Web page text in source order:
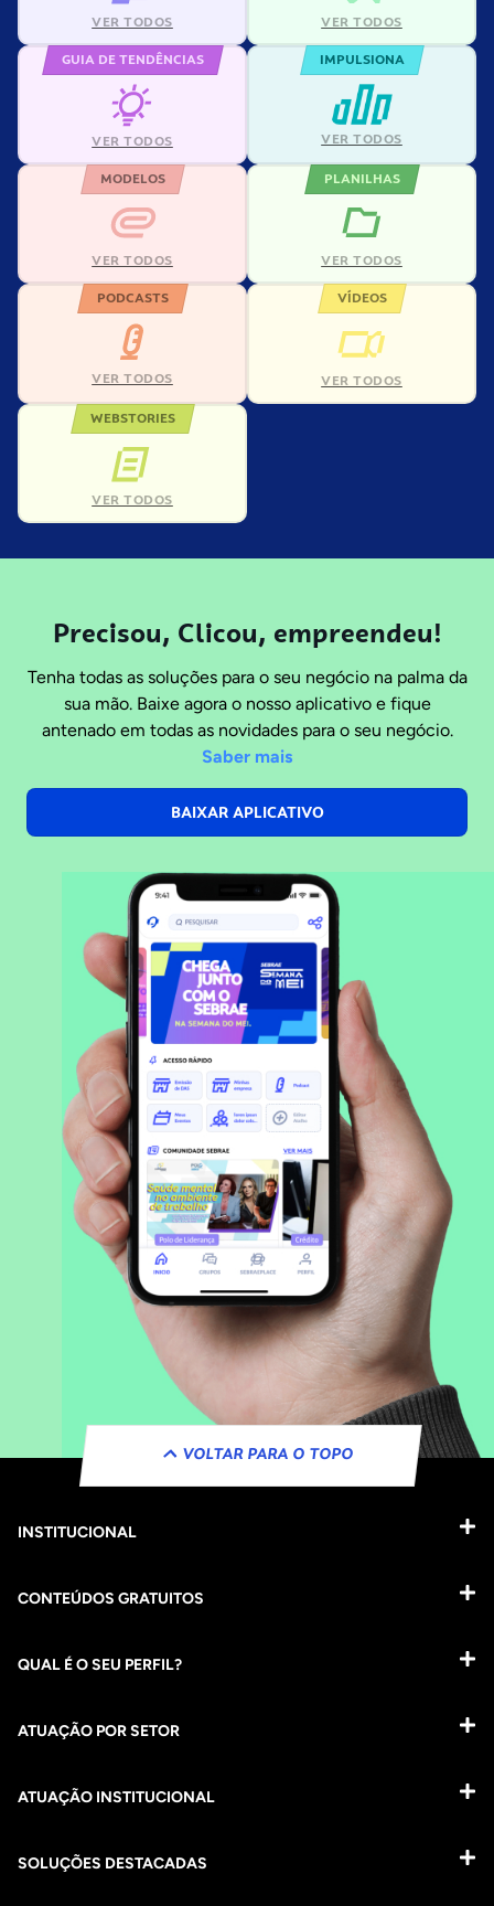
VER TODOS VER TODOS
GUIA DE TENDÊNCIAS
VER TODOS
IMPULSIONA
VER TODOS
MODELOS
VER TODOS
PLANILHAS
VER TODOS
PODCASTS
VER TODOS
VÍDEOS
VER TODOS
WEBSTORIES
VER TODOS
Precisou, Clicou, empreendeu!
Tenha todas as soluções para o seu negócio na palma da
sua mão. Baixe agora o nosso aplicativo e fique
antenado em todas as novidades para o seu negócio.
Saber mais
BAIXAR APLICATIVO
VOLTAR PARA O TOPO
INSTITUCIONAL
CONTEÚDOS GRATUITOS
QUAL É O SEU PERFIL?
ATUAÇÃO POR SETOR
ATUAÇÃO INSTITUCIONAL
SOLUÇÕES DESTACADAS